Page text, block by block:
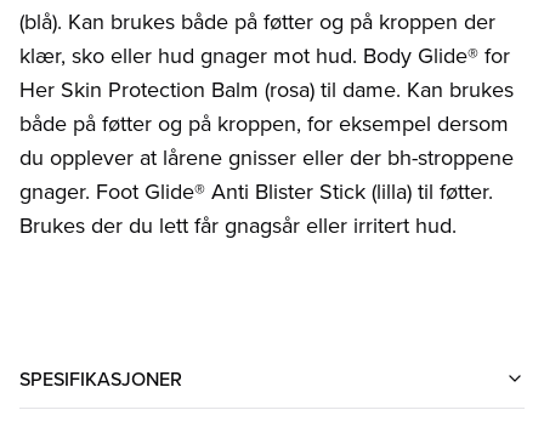
(blå). Kan brukes både på føtter og på kroppen der
klær, sko eller hud gnager mot hud. Body Glide® for
Her Skin Protection Balm (rosa) til dame. Kan brukes
både på føtter og på kroppen, for eksempel dersom
du opplever at lårene gnisser eller der bh-stroppene
gnager. Foot Glide® Anti Blister Stick (lilla) til føtter.
Brukes der du lett får gnagsår eller irritert hud.
SPESIFIKASJONER